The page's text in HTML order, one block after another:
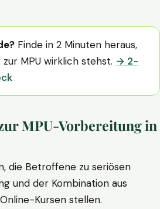
Finde in 2 Minuten heraus,
MPU wirklich stehst. → 2-
MPU-Vorbereitung in
die Betroffene zu seriösen
und der Kombination aus
Kursen stellen.